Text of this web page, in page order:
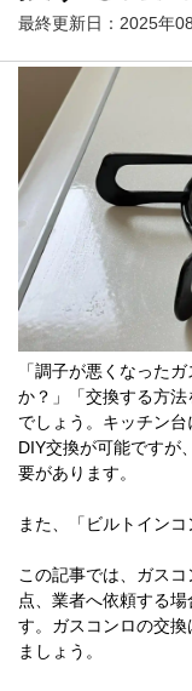
最終更新日：2025年
「調子が悪くなった
か？」「交換する方
でしょう。キッチン
DIY交換が可能ですが
要があります。
また、「ビルトイン
この記事では、ガス
点、業者へ依頼する
す。ガスコンロの交
ましょう。